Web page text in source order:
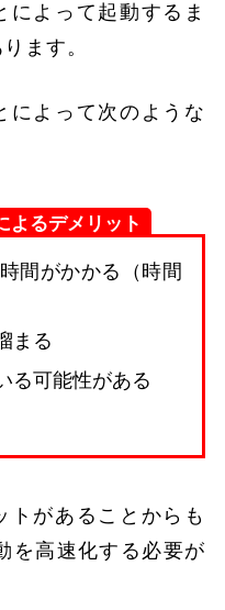
によって起動するま
ます。
によって次のような
よるデメリット
間がかかる（時間
まる
る可能性がある
トがあることからも
を高速化する必要が